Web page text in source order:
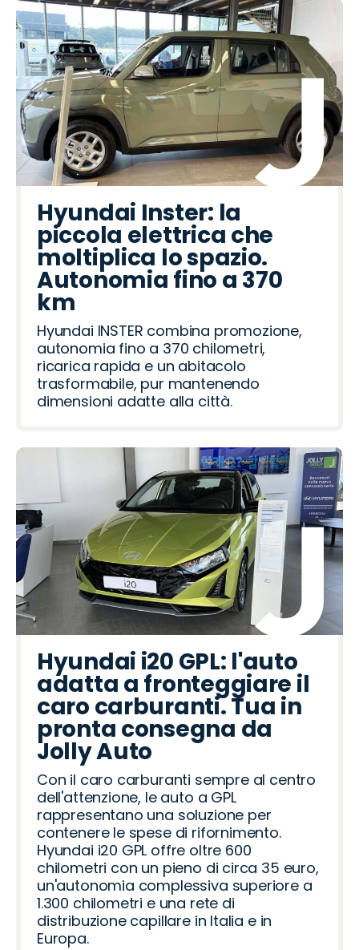
Hyundai Inster: la
piccola elettrica che
moltiplica lo spazio.
Autonomia fino a 370
km
Hyundai INSTER combina promozione,
autonomia fino a 370 chilometri,
ricarica rapida e un abitacolo
trasformabile, pur mantenendo
dimensioni adatte alla città.
Hyundai i20 GPL: l'auto
adatta a fronteggiare il
caro carburanti. Tua in
pronta consegna da
Jolly Auto
Con il caro carburanti sempre al centro
dell'attenzione, le auto a GPL
rappresentano una soluzione per
contenere le spese di rifornimento.
Hyundai i20 GPL offre oltre 600
chilometri con un pieno di circa 35 euro,
un'autonomia complessiva superiore a
1.300 chilometri e una rete di
distribuzione capillare in Italia e in
Europa.